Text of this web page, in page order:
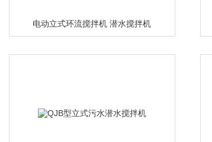
电动立式环流搅拌机 潜水搅拌机